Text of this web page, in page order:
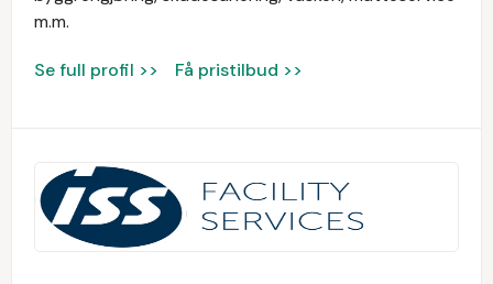
m.m.
Se full profil >> Få pristilbud >>